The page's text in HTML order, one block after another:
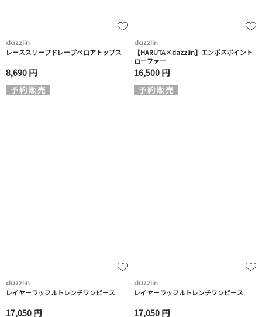
dazzlin
レーススリーブドレープベロアトップス
8,690 円
dazzlin
【HARUTA×dazzlin】エンボスポイント
ローファー
16,500 円
dazzlin
レイヤーラッフルトレンチワンピース
17,050 円
dazzlin
レイヤーラッフルトレンチワンピース
17,050 円